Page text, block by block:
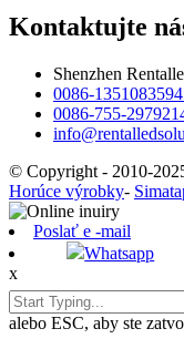
Kontaktujte
Shenzhen
0086-
0086-755-
© Copyright - 2010-
Horúce výrobky-
Poslať e -mail
Whatsapp
x
alebo ESC, aby ste